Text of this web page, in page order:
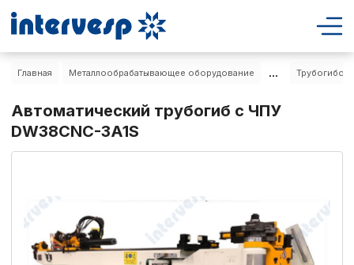
Главная Металлообрабатывающее оборудование ...
Автоматический трубогиб с ЧПУ
DW38CNC-3A1S